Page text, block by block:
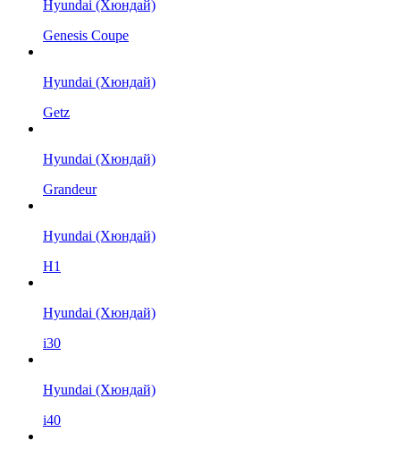
Hyundai (Хюндай)
Genesis Coupe
Hyundai (Хюндай)
Getz
Hyundai (Хюндай)
Grandeur
Hyundai (Хюндай)
H1
Hyundai (Хюндай)
i30
Hyundai (Хюндай)
i40